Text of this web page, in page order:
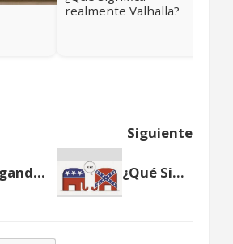
realmente Valhalla?
Siguiente
Cargando anterior... ¿Qué Significa RINO?